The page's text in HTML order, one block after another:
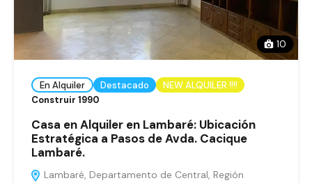
10
En Alquiler Destacado
NEW ALQUILER !!!!
Construir 1990
Casa en Alquiler en Lambaré: Ubicación
Estratégica a Pasos de Avda. Cacique
Lambaré.
Lambaré, Departamento de Central, Región